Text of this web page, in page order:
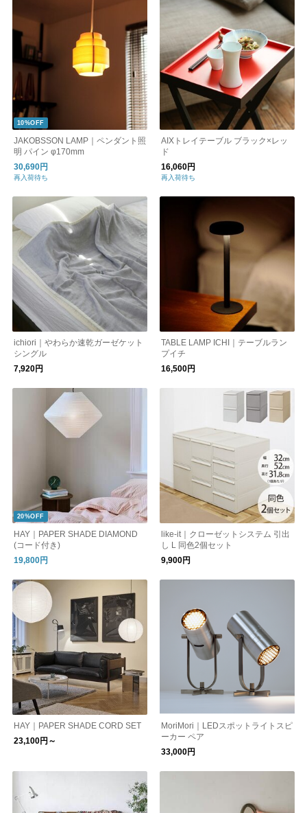
10%OFF
JAKOBSSON LAMP｜ペンダント照
明 パイン φ170mm
30,690円
再入荷待ち
AIXトレイテーブル ブラック×レッ
ド
16,060円
再入荷待ち
ichiori｜やわらか速乾ガーゼケット
シングル
7,920円
TABLE LAMP ICHI｜テーブルラン
プイチ
16,500円
20%OFF
HAY｜PAPER SHADE DIAMOND
(コード付き)
19,800円
like-it｜クローゼットシステム 引出
し L 同色2個セット
9,900円
HAY｜PAPER SHADE CORD SET
23,100円～
MoriMori｜LEDスポットライトスピ
ーカー ペア
33,000円